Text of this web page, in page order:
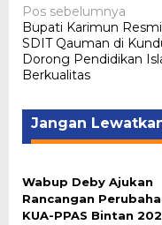
Navigasi
pos
Pos sebelumnya
Bupati Karimun
SDIT Qauman di
Dorong Pendidikan
Berkualitas
Jangan
Wabup Deby Ajukan
Rancangan
KUA-PPAS Bintan